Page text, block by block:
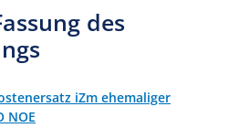
des
iZm ehemaliger
NOE